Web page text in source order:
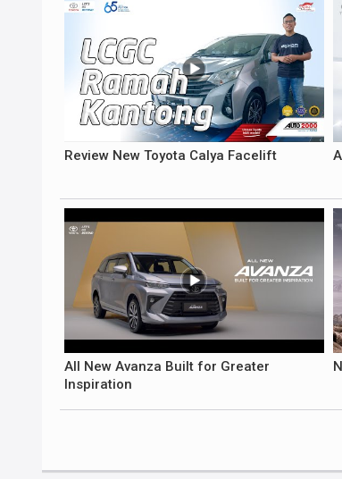
Review New Toyota Calya Facelift
All New Avanza Built for Greater
Inspiration